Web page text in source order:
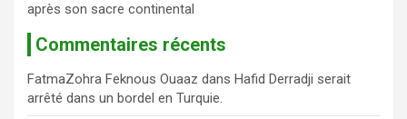
après son sacre continental
Commentaires récents
FatmaZohra Feknous Ouaaz dans Hafid Derradji serait
arrêté dans un bordel en Turquie.